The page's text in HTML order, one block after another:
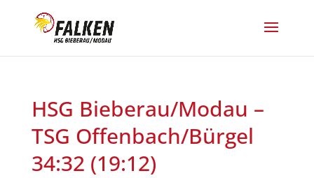
HSG Bieberau/Modau –
TSG Offenbach/Bürgel
34:32 (19:12)